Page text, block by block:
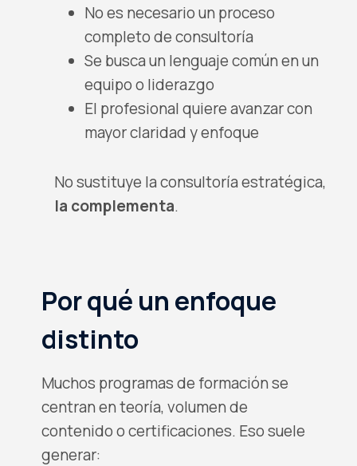
No es necesario un proceso
completo de consultoría
Se busca un lenguaje común en un
equipo o liderazgo
El profesional quiere avanzar con
mayor claridad y enfoque
No sustituye la consultoría estratégica,
la complementa.
Por qué un enfoque
distinto
Muchos programas de formación se
centran en teoría, volumen de
contenido o certificaciones. Eso suele
generar: